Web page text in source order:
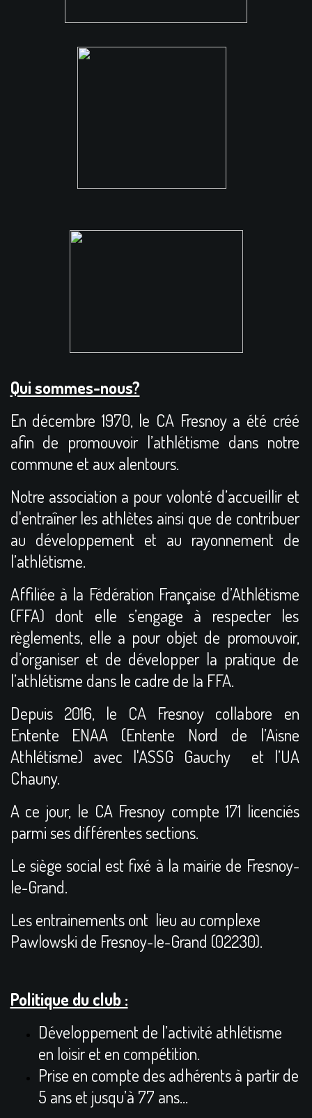
Qui sommes-nous?
En décembre 1970, le CA Fresnoy a été créé
afin de promouvoir l’athlétisme dans notre
commune et aux alentours.
Notre association a pour volonté d’accueillir et
d'entraîner les athlètes ainsi que de contribuer
au développement et au rayonnement de
l’athlétisme.
Affiliée à la Fédération Française d’Athlétisme
(FFA) dont elle s’engage à respecter les
règlements, elle a pour objet de promouvoir,
d’organiser et de développer la pratique de
l’athlétisme dans le cadre de la FFA.
Depuis 2016, le CA Fresnoy collabore en
Entente ENAA (Entente Nord de l’Aisne
Athlétisme) avec l'ASSG Gauchy et l’UA
Chauny.
A ce jour, le CA Fresnoy compte 171 licenciés
parmi ses différentes sections.
Le siège social est fixé à la mairie de Fresnoy-
le-Grand.
Les entrainements ont lieu au complexe
Pawlowski de Fresnoy-le-Grand (02230).
Politique du club :
Développement de l’activité athlétisme
en loisir et en compétition.
Prise en compte des adhérents à partir de
5 ans et jusqu’à 77 ans...